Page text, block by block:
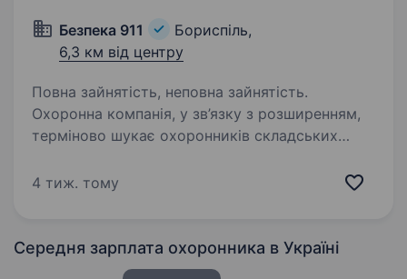
Безпека 911
Бориспіль,
6,3 км від центру
Повна зайнятість, неповна зайнятість.
Охоронна компанія, у зв’язку з розширенням,
терміново шукає охоронників складських
Оплата: 1200 грн/зміна; охайний зовнішній
4 тиж. тому
Середня зарплата охоронника в Україні